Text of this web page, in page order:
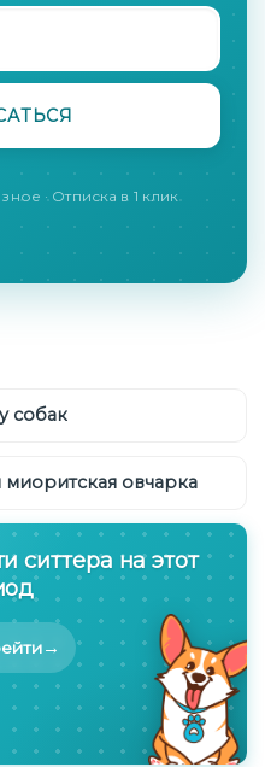
· Отписка в 1 клик
собак
миоритская овчарка
ситтера на этот
→